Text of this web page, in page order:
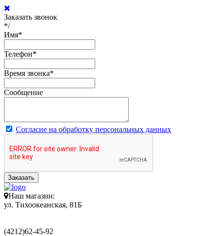
Заказать звонок
*/
Имя*
Телефон*
Время звонка*
Сообщение
Согласие на обработку персональных данных
Заказать
Наш магазин:
ул. Тихоокеанская, 81Б
(4212)62-45-92